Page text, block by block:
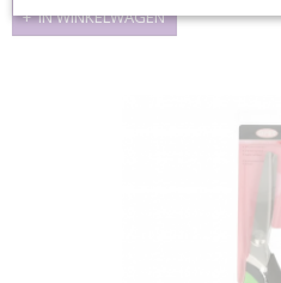
IN WINKELWAGEN